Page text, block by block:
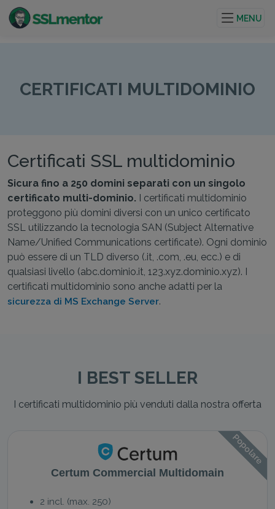
internet.
MENU
CERTIFICATI MULTIDOMINIO
Certificati SSL multidominio
Sicura fino a 250 domini separati con un singolo
certificato multi-dominio. I certificati multidominio
proteggono più domini diversi con un unico certificato
SSL utilizzando la tecnologia SAN (Subject Alternative
Name/Unified Communications certificate). Ogni dominio
può essere di un TLD diverso (.it, .com, .eu, ecc.) e di
qualsiasi livello (abc.dominio.it, 123.xyz.dominio.xyz). I
certificati multidominio sono anche adatti per la
sicurezza di MS Exchange Server.
I BEST SELLER
I certificati multidominio più venduti dalla nostra offerta
Popolare
Certum Commercial Multidomain
2 incl. (max. 250)